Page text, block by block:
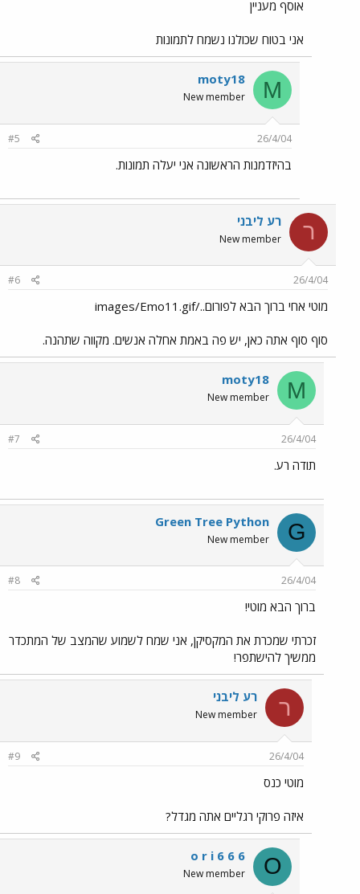
אוסף מעניין
אני בטוח שכולנו נשמח לתמונות
M
moty18
New member
26/4/04
#5
בהיזדמנות הראשונה אני יעלה תמונות.
ר רע ליבני
New member
26/4/04
#6
מוטי אחי ברוך הבא לפורום../images/Emo11.gif
סוף סוף אתה כאן, יש פה באמת אחלה אנשים. מקווה שתהנה.
M
moty18
New member
26/4/04
#7
תודה רע.
G
Green Tree Python
New member
26/4/04
#8
ברוך הבא מוטי!
זכרתי שמכרת את המקסיקן, אני שמח לשמוע שהמצב של המתכדר
ממשיך להישתפר!
ר רע ליבני
New member
26/4/04
#9
מוטי כנס
איזה פרוקי רגליים אתה מגדל?
O
o r i 6 6 6
New member